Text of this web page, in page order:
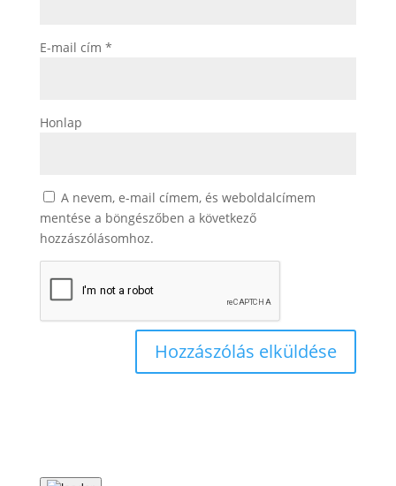
E-mail cím *
Honlap
A nevem, e-mail címem, és weboldalcímem
mentése a böngészőben a következő
hozzászólásomhoz.